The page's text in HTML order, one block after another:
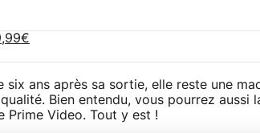
six ans après sa sortie, elle reste une
Bien entendu, vous pourrez aussi
Prime Video. Tout y est !